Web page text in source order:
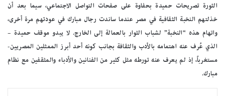
الثورة تصريحات حميدة بحفاوة على صفحات التواصل الاجتماعي، سيما بعد أن
خذلتهم النخبة الثقافية في مصر عندما ساندت رجال مبارك في عودتهم مرة أخرى،
واتهام هذه “النخبة” لشباب الثوار بالعمالة إلى الخارج. لا يبدو موقف حميدة –
الذي عُرف عنه اهتمامه بالأدب والثقافة بجانب كونه أحد أبرز الممثلين المصريين-
مستغرباً، إذ لم يعرف عنه تورطه مثل كثير من الفنانين والأدباء والمثقفين مع نظام
مبارك.